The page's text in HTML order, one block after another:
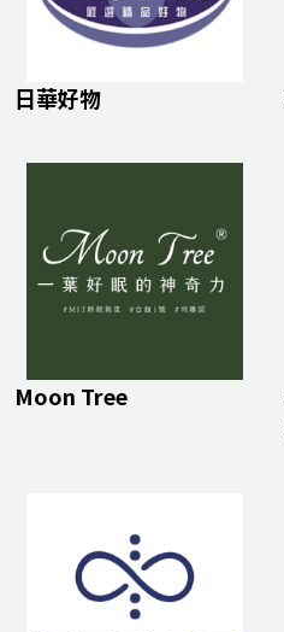
日華好物
Moon Tree